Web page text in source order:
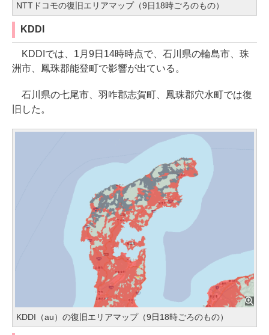
NTTドコモの復旧エリアマップ（9日18時ごろのもの）
KDDI
KDDIでは、1月9日14時時点で、石川県の輪島市、珠
洲市、鳳珠郡能登町で影響が出ている。
石川県の七尾市、羽咋郡志賀町、鳳珠郡穴水町では復
旧した。
KDDI（au）の復旧エリアマップ（9日18時ごろのもの）